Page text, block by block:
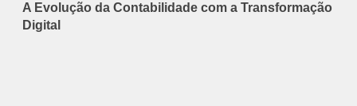
A Evolução da Contabilidade com a Transformação
Digital